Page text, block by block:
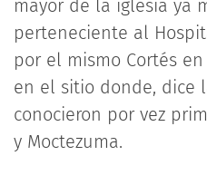
mayor de la iglesia ya
perteneciente al
por el mismo Cortés
en el sitio donde, dice
conocieron por vez
y Moctezuma.